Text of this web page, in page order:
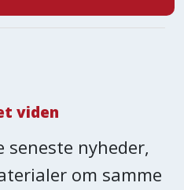
viden
seneste nyheder,
om samme